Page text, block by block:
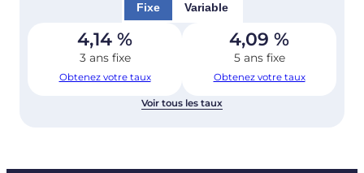
Fixe Variable
4,14 %
3 ans fixe
Obtenez votre taux
4,09 %
5 ans fixe
Obtenez votre taux
Voir tous les taux